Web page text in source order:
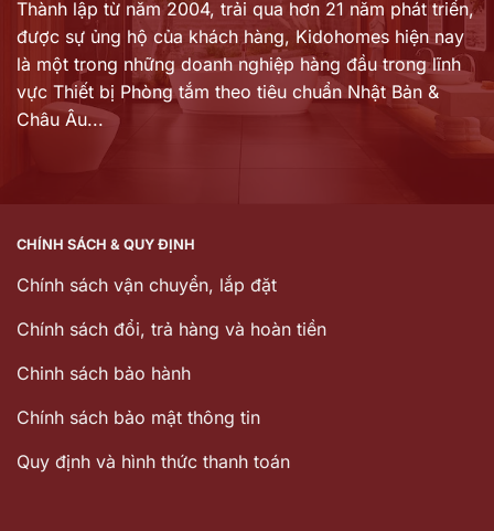
Thành lập từ năm 2004, trải qua hơn 21 năm phát triển,
được sự ủng hộ của khách hàng, Kidohomes hiện nay
là một trong những doanh nghiệp hàng đầu trong lĩnh
vực Thiết bị Phòng tắm theo tiêu chuẩn Nhật Bản &
Châu Âu...
CHÍNH SÁCH & QUY ĐỊNH
Chính sách vận chuyển, lắp đặt
Chính sách đổi, trả hàng và hoàn tiền
Chinh sách bảo hành
Chính sách bảo mật thông tin
Quy định và hình thức thanh toán